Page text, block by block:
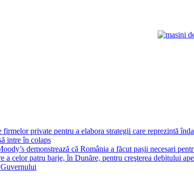
firmelor private pentru a elabora strategii care reprezintă
intre în colaps
demonstrează că România a făcut pașii necesari
a celor patru barje, în Dunăre, pentru creşterea debitului